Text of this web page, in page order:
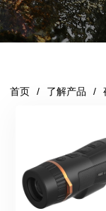
首页 了解产品